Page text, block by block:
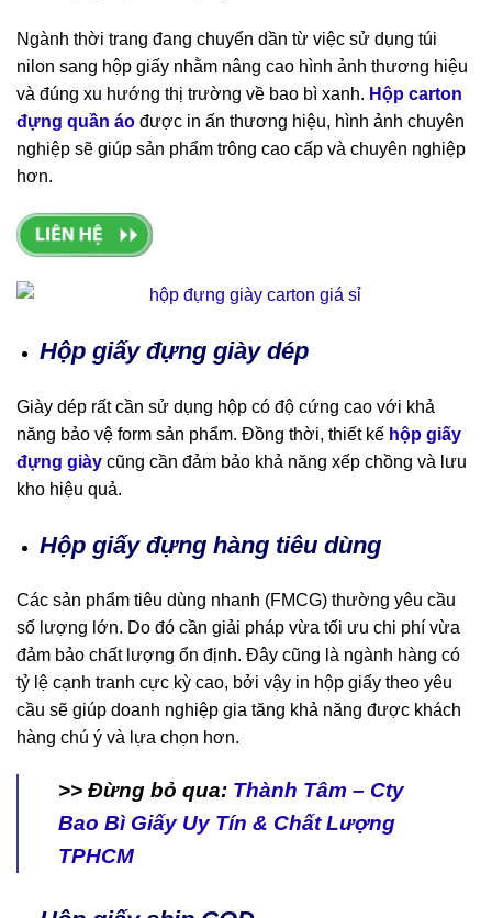
Ngành thời trang đang chuyển dần từ việc sử dụng túi
nilon sang hộp giấy nhằm nâng cao hình ảnh thương hiệu
và đúng xu hướng thị trường về bao bì xanh. Hộp carton
đựng quần áo được in ấn thương hiệu, hình ảnh chuyên
nghiệp sẽ giúp sản phẩm trông cao cấp và chuyên nghiệp
hơn.
Hộp giấy đựng giày dép
Giày dép rất cần sử dụng hộp có độ cứng cao với khả
năng bảo vệ form sản phẩm. Đồng thời, thiết kế hộp giấy
đựng giày cũng cần đảm bảo khả năng xếp chồng và lưu
kho hiệu quả.
Hộp giấy đựng hàng tiêu dùng
Các sản phẩm tiêu dùng nhanh (FMCG) thường yêu cầu
số lượng lớn. Do đó cần giải pháp vừa tối ưu chi phí vừa
đảm bảo chất lượng ổn định. Đây cũng là ngành hàng có
tỷ lệ cạnh tranh cực kỳ cao, bởi vậy in hộp giấy theo yêu
cầu sẽ giúp doanh nghiệp gia tăng khả năng được khách
hàng chú ý và lựa chọn hơn.
>> Đừng bỏ qua: Thành Tâm – Cty
Bao Bì Giấy Uy Tín & Chất Lượng
TPHCM